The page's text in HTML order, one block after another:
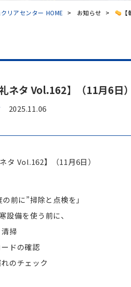
リアセンター HOME > お知らせ >
礼ネタ Vol.162】（11月6日）
2025.11.06
ネタ Vol.162】（11月6日）
の前に”掃除と点検を」
設備を使う前に、
掃
ドの確認
のチェック